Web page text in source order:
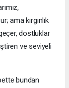
ama kırgınlık
dostluklar
ve seviyeli
bundan